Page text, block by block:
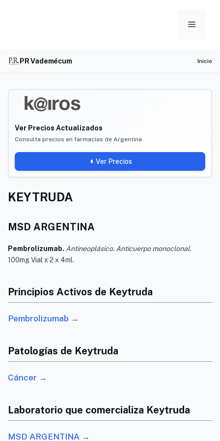
Menu
PR Vademécum Inicio
Ver Precios Actualizados
Consulta precios en farmacias de Argentina
Ver Precios
KEYTRUDA
MSD ARGENTINA
Pembrolizumab. Antineoplásico. Anticuerpo monoclonal.
100mg Vial x 2 x 4ml.
Principios Activos de Keytruda
Pembrolizumab →
Patologías de Keytruda
Cáncer →
Laboratorio que comercializa Keytruda
MSD ARGENTINA →